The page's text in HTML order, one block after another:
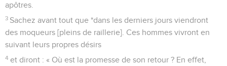
apôtres.
3 Sachez avant tout que *dans les derniers jours viendront
des moqueurs [pleins de raillerie]. Ces hommes vivront en
suivant leurs propres désirs
4 et diront : « Où est la promesse de son retour ? En effet,